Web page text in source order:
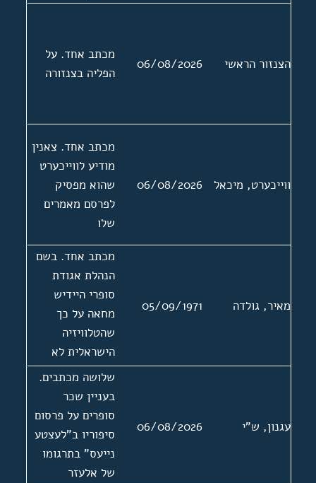
הצנזור הראשי 06/08/2026
מכתב אחד. על
הפליה בצנזורה
ווייכערט, מיכאל 06/08/2026
מכתב אחד. צאנין
מודיע לווייכערט
שהוא מפסיק
לפרסם מאמרים
שלו
מאיר, גולדה 05/09/1971
מכתב אחד. בשם
הנהלת אגודת
סופרי היידיש
מחאה על כך
שהטלוויזיה
הישראלית לא
משלבת תוכניות
ביידיש
עגנון, ש"י 06/08/2026
שלושה מכתבים.
בעניין שכר
סופרים על פרסום
סיפוריו ב"לעצטע
נייעס" בתרגומו
של אלעזר